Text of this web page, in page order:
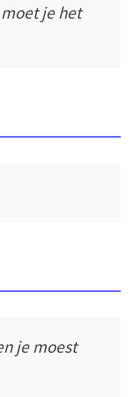
je het
je moest